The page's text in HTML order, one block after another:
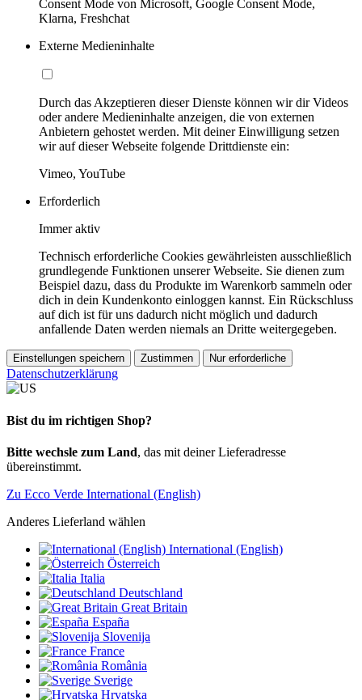
Consent Mode von Microsoft, Google Consent Mode,
Klarna, Freshchat
Externe Medieninhalte
Durch das Akzeptieren dieser Dienste können wir dir Videos
oder andere Medieninhalte anzeigen, die von externen
Anbietern gehostet werden. Mit deiner Einwilligung setzen
wir auf dieser Webseite folgende Drittdienste ein:
Vimeo, YouTube
Erforderlich
Immer aktiv
Technisch erforderliche Cookies gewährleisten ausschließlich
grundlegende Funktionen unserer Webseite. Sie dienen zum
Beispiel dazu, dass du Produkte im Warenkorb sammeln oder
dich in dein Kundenkonto einloggen kannst. Ein Rückschluss
auf dich ist für uns dadurch nicht möglich und dadurch
anfallende Daten werden niemals an Dritte weitergegeben.
Einstellungen speichern Zustimmen Nur erforderliche
Datenschutzerklärung
Bist du im richtigen Shop?
Bitte wechsle zum Land, das mit deiner Lieferadresse
übereinstimmt.
Zu Ecco Verde International (English)
Anderes Lieferland wählen
International (English)
Österreich
Italia
Deutschland
Great Britain
España
Slovenija
France
România
Sverige
Hrvatska